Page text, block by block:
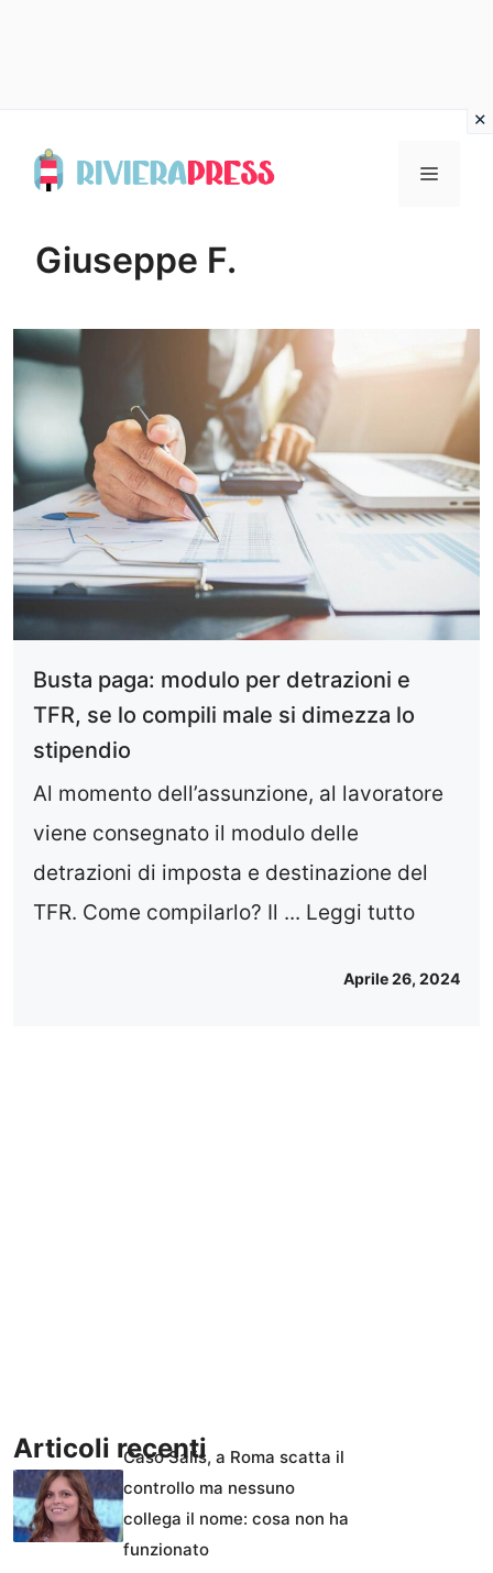
Menu
Giuseppe F.
Busta paga: modulo per detrazioni e
TFR, se lo compili male si dimezza lo
stipendio
Al momento dell’assunzione, al lavoratore
viene consegnato il modulo delle
detrazioni di imposta e destinazione del
TFR. Come compilarlo? Il ... Leggi tutto
Aprile 26, 2024
Articoli recentiCaso Salis, a Roma scatta il
controllo ma nessuno
collega il nome: cosa non ha
funzionato